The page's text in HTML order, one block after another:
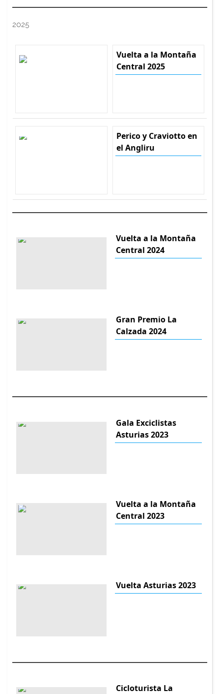
2025
Vuelta a la Montaña
Central 2025
Perico y Craviotto en
el Angliru
Vuelta a la Montaña
Central 2024
Gran Premio La
Calzada 2024
Gala Exciclistas
Asturias 2023
Vuelta a la Montaña
Central 2023
Vuelta Asturias 2023
Cicloturista La